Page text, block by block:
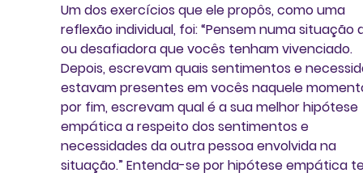
Um dos exercícios que ele propôs, como uma
reflexão individual, foi: “Pensem numa situação
ou desafiadora que vocês tenham vivenciado.
Depois, escrevam quais sentimentos e
estavam presentes em vocês naquele
por fim, escrevam qual é a sua melhor hipótese
empática a respeito dos sentimentos e
necessidades da outra pessoa envolvida na
situação.” Entenda-se por hipótese empática